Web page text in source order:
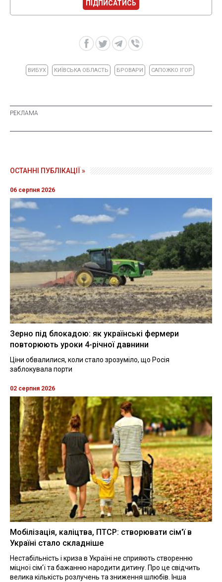
ПІДПИСАТИСЬ
ВИБУХ КИЇВСЬКА ОБЛАСТЬ БРОВАРИ САПОЖКО ІГОР
ОСТАННІ ПУБЛІКАЦІЇ »
06 серпня 2026
Зерно під блокадою: як українські фермери
повторюють уроки 4-річної давнини
Ціни обвалилися, коли стало зрозуміло, що Росія
заблокувала порти
02 серпня 2026
Мобілізація, каліцтва, ПТСР: створювати сім'ї в
Україні стало складніше
Нестабільність і криза в Україні не сприяють створенню
міцної сім'ї та бажанню народити дитину. Про це свідчить
велика кількість розлучень та зниження шлюбів. Інша